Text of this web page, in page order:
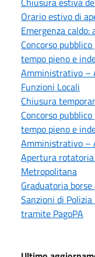
Orario estivo di
Emergenza
Concorso
tempo pieno e
Amministrativo –
Funzioni Locali
Chiusura
Concorso
tempo pieno e
Amministrativo –
Apertura
Metropolitana
Graduatoria
Sanzioni di
tramite PagoPA